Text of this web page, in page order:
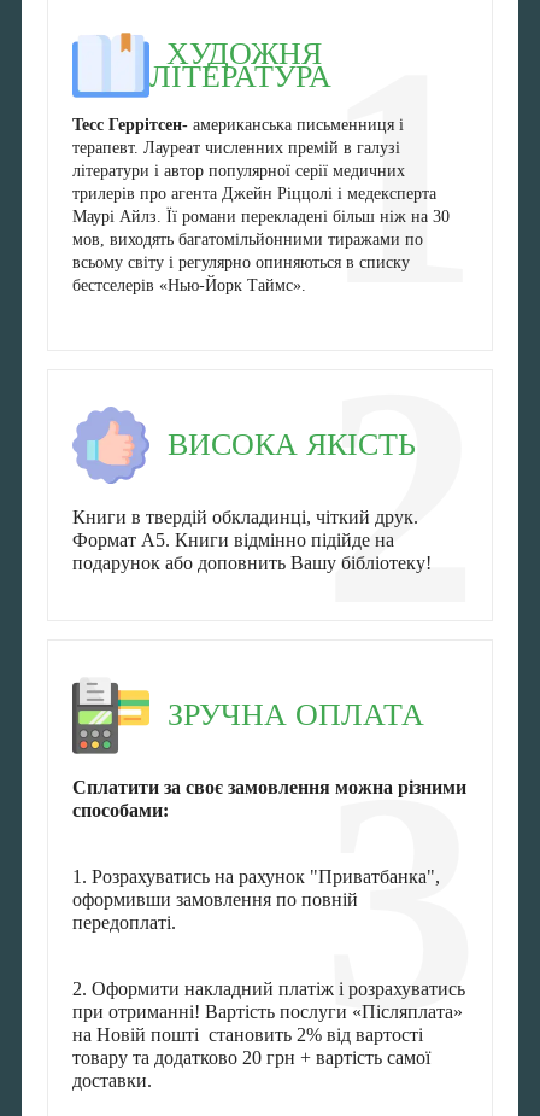
1
ХУДОЖНЯ
ЛІТЕРАТУРА
Тесс Геррітсен- американська письменниця і
терапевт. Лауреат численних премій в галузі
літератури і автор популярної серії медичних
трилерів про агента Джейн Ріццолі і медексперта
Маурі Айлз. Її романи перекладені більш ніж на 30
мов, виходять багатомільйонними тиражами по
всьому світу і регулярно опиняються в списку
бестселерів «Нью-Йорк Таймс».
2
ВИСОКА ЯКІСТЬ
Книги в твердій обкладинці, чіткий друк.
Формат А5. Книги відмінно підійде на
подарунок або доповнить Вашу бібліотеку!
3
ЗРУЧНА ОПЛАТА
Сплатити за своє замовлення можна різними
способами:
1. Розрахуватись на рахунок "Приватбанка",
оформивши замовлення по повній
передоплаті.
2. Оформити накладний платіж і розрахуватись
при отриманні! Вартість послуги «Післяплата»
на Новій пошті становить 2% від вартості
товару та додатково 20 грн + вартість самої
доставки.